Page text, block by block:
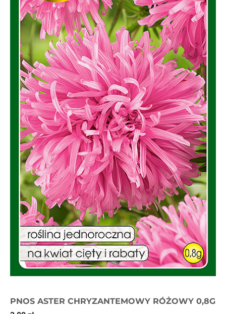
PNOS ASTER CHRYZANTEMOWY RÓŻOWY 0,8G